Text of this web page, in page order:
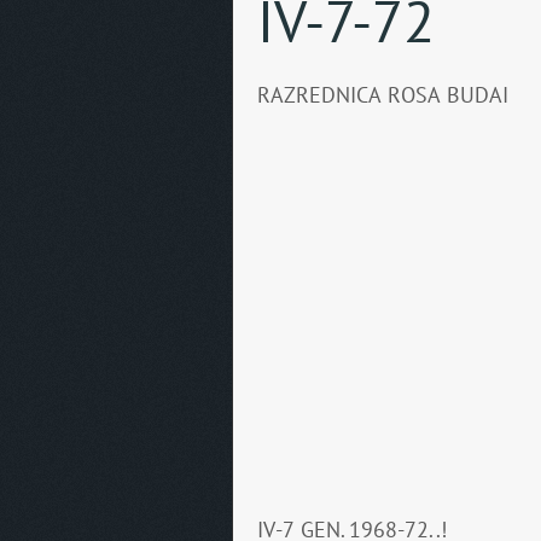
IV-7-72
RAZREDNICA ROSA BUDAI
IV-7 GEN. 1968-72..!